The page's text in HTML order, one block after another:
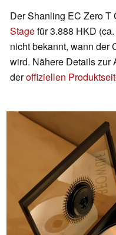
Der Shanling EC Zero T
Stagefür 3.888 HKD
nicht bekannt, wann der
wird. Nähere Details zur
deroffiziellen